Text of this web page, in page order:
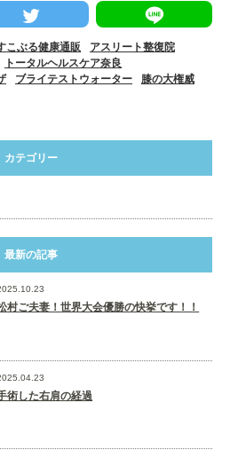
こぶる健康通販
アスリート整復院
トータルヘルスケア奈良
ブライテストウォーター
膝の大権威
カテゴリー
最新の記事
村ご夫妻！世界大会優勝の快挙です！！
術した右肩の経過